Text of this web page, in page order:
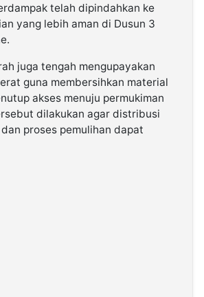
telah dipindahkan ke
yang lebih aman di Dusun 3
juga tengah mengupayakan
guna membersihkan material
akses menuju permukiman
dilakukan agar distribusi
proses pemulihan dapat